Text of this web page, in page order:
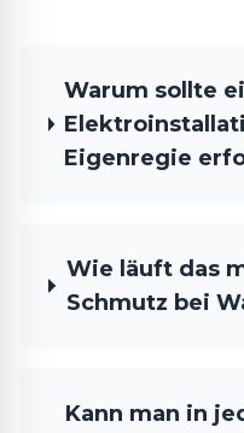
Warum sollte
Eigenregie
Wie läuft das
Schmutz bei
Kann man in